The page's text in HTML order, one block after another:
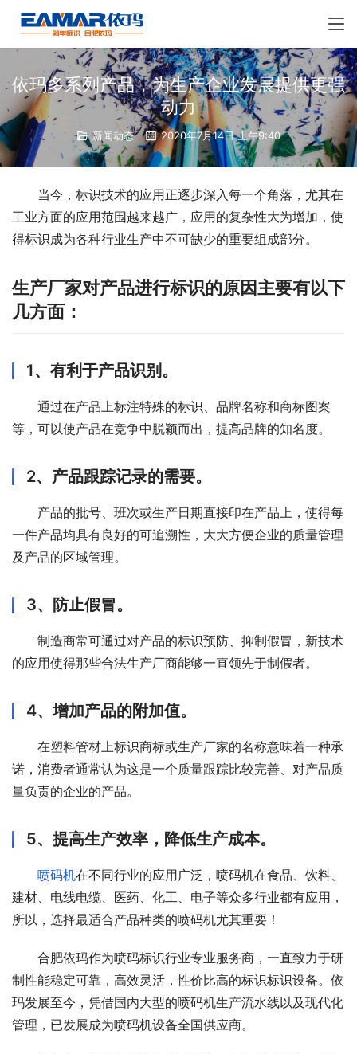
依玛多系列产品，为生产企业发展提供更强
动力
新闻动态 2020年7月14日 上午9:40
当今，标识技术的应用正逐步深入每一个角落，尤其在
工业方面的应用范围越来越广，应用的复杂性大为增加，使
得标识成为各种行业生产中不可缺少的重要组成部分。
生产厂家对产品进行标识的原因主要有以下
几方面：
1、有利于产品识别。
通过在产品上标注特殊的标识、品牌名称和商标图案
等，可以使产品在竞争中脱颖而出，提高品牌的知名度。
2、产品跟踪记录的需要。
产品的批号、班次或生产日期直接印在产品上，使得每
一件产品均具有良好的可追溯性，大大方便企业的质量管理
及产品的区域管理。
3、防止假冒。
制造商常可通过对产品的标识预防、抑制假冒，新技术
的应用使得那些合法生产厂商能够一直领先于制假者。
4、增加产品的附加值。
在塑料管材上标识商标或生产厂家的名称意味着一种承
诺，消费者通常认为这是一个质量跟踪比较完善、对产品质
量负责的企业的产品。
5、提高生产效率，降低生产成本。
喷码机在不同行业的应用广泛，喷码机在食品、饮料、
建材、电线电缆、医药、化工、电子等众多行业都有应用，
所以，选择最适合产品种类的喷码机尤其重要！
合肥依玛作为喷码标识行业专业服务商，一直致力于研
制性能稳定可靠，高效灵活，性价比高的标识标识设备。依
玛发展至今，凭借国内大型的喷码机生产流水线以及现代化
管理，已发展成为喷码机设备全国供应商。